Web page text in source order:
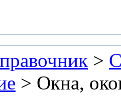
>
> Окна,